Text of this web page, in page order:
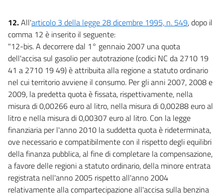
12.All'articolo 3 della legge 28 dicembre 1995, n. 549, dopo il
comma 12 è inserito il seguente:
"12-bis. A decorrere dal 1° gennaio 2007 una quota
dell'accisa sul gasolio per autotrazione (codici NC da 2710 19
41 a 2710 19 49) è attribuita alla regione a statuto ordinario
nel cui territorio avviene il consumo. Per gli anni 2007, 2008 e
2009, la predetta quota è fissata, rispettivamente, nella
misura di 0,00266 euro al litro, nella misura di 0,00288 euro al
litro e nella misura di 0,00307 euro al litro. Con la legge
finanziaria per l'anno 2010 la suddetta quota è rideterminata,
ove necessario e compatibilmente con il rispetto degli equilibri
della finanza pubblica, al fine di completare la compensazione,
a favore delle regioni a statuto ordinario, della minore entrata
registrata nell'anno 2005 rispetto all'anno 2004
relativamente alla compartecipazione all'accisa sulla benzina